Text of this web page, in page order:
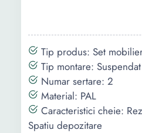
Tip produs: Set
Tip montare: Suspendat
Numar sertare: 2
Material: PAL
Caracteristici cheie:
Spatiu depozitare